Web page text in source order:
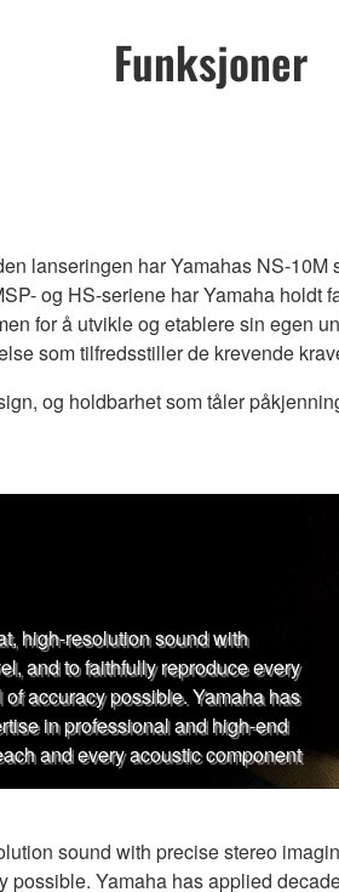
Funksjoner
lanseringen har Yamahas NS-
og HS-seriene har Yamaha holdt
for å utvikle og etablere sin egen
som tilfredsstiller de krevende
og holdbarhet som tåler
high-resolution sound with
and to faithfully reproduce every
accuracy possible. Yamaha has
in professional and high-end
and every acoustic component
sound with precise stereo
Yamaha has applied